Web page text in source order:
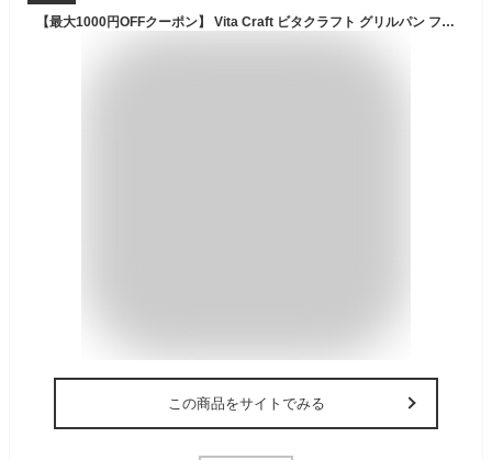
【最大1000円OFFクーポン】 Vita Craft ビタクラフト グリルパン フタ付き グリルイングリル GRILL IN GRILL 3901
この商品をサイトでみる